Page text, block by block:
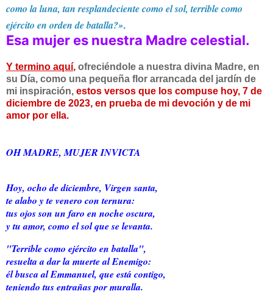
como la luna, tan resplandeciente como el sol, terrible como
ejército en orden de batalla?».
Esa mujer es nuestra Madre celestial.
Y termino aquí, ofreciéndole a nuestra divina Madre, en
su Día, como una pequeña flor arrancada del jardín de
mi inspiración, estos versos que los compuse hoy, 7 de
diciembre de 2023, en prueba de mi devoción y de mi
amor por ella.
OH MADRE, MUJER INVICTA
Hoy, ocho de diciembre, Virgen santa,
te alabo y te venero con ternura:
tus ojos son un faro en noche oscura,
y tu amor, como el sol que se levanta.
"Terrible como ejército en batalla",
resuelta a dar la muerte al Enemigo:
él busca al Emmanuel, que está contigo,
teniendo tus entrañas por muralla.